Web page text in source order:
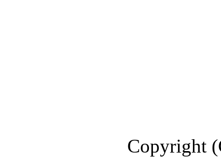
Copyright (C)